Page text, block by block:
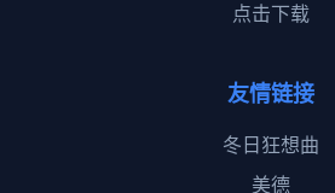
点击下载
友情链接
冬日狂想曲
美德